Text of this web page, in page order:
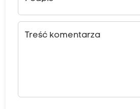
Treść komentarza